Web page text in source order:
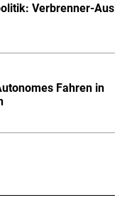
Verbrenner-Aus
Fahren in